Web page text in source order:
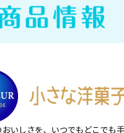
いしさを、いつでもどこでも